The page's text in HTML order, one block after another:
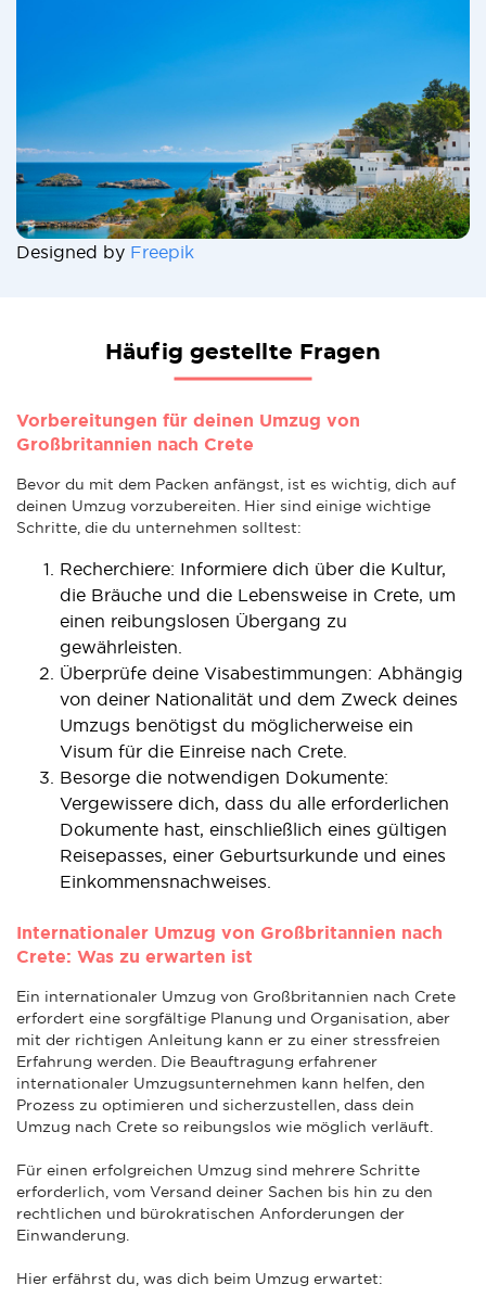
Designed by Freepik
Häufig gestellte Fragen
Vorbereitungen für deinen Umzug von
Großbritannien nach Crete
Bevor du mit dem Packen anfängst, ist es wichtig, dich auf
deinen Umzug vorzubereiten. Hier sind einige wichtige
Schritte, die du unternehmen solltest:
Recherchiere: Informiere dich über die Kultur,
die Bräuche und die Lebensweise in Crete, um
einen reibungslosen Übergang zu
gewährleisten.
Überprüfe deine Visabestimmungen: Abhängig
von deiner Nationalität und dem Zweck deines
Umzugs benötigst du möglicherweise ein
Visum für die Einreise nach Crete.
Besorge die notwendigen Dokumente:
Vergewissere dich, dass du alle erforderlichen
Dokumente hast, einschließlich eines gültigen
Reisepasses, einer Geburtsurkunde und eines
Einkommensnachweises.
Internationaler Umzug von Großbritannien nach
Crete: Was zu erwarten ist
Ein internationaler Umzug von Großbritannien nach Crete
erfordert eine sorgfältige Planung und Organisation, aber
mit der richtigen Anleitung kann er zu einer stressfreien
Erfahrung werden. Die Beauftragung erfahrener
internationaler Umzugsunternehmen kann helfen, den
Prozess zu optimieren und sicherzustellen, dass dein
Umzug nach Crete so reibungslos wie möglich verläuft.
Für einen erfolgreichen Umzug sind mehrere Schritte
erforderlich, vom Versand deiner Sachen bis hin zu den
rechtlichen und bürokratischen Anforderungen der
Einwanderung.
Hier erfährst du, was dich beim Umzug erwartet: